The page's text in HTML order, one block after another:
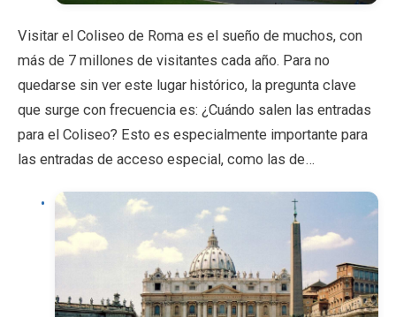
Visitar el Coliseo de Roma es el sueño de muchos, con
más de 7 millones de visitantes cada año. Para no
quedarse sin ver este lugar histórico, la pregunta clave
que surge con frecuencia es: ¿Cuándo salen las entradas
para el Coliseo? Esto es especialmente importante para
las entradas de acceso especial, como las de…